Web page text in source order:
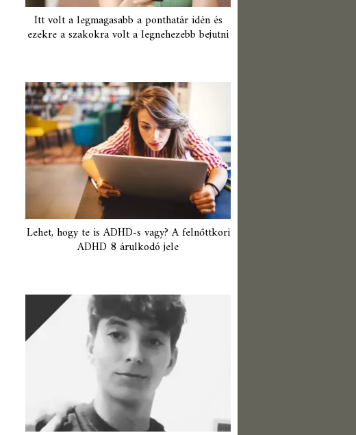
Itt volt a legmagasabb a ponthatár idén és
ezekre a szakokra volt a legnehezebb bejutni
Lehet, hogy te is ADHD-s vagy? A felnőttkori
ADHD 8 árulkodó jele